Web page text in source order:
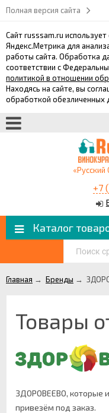
Полная версия сайта
Сайт russsam.ru
Яндекс.Метрика для
работы сайта. Обработка
соответствии с
политикой в отношении
Находясь на сайте, вы
обработкой обезличенных
«Русский
+7
Каталог
Главная → Бренды →
Товары
ЗДОРОВЕЕВО, которые
привезём под заказ.